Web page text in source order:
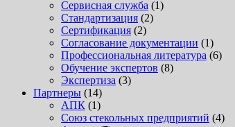
Сервисная служба (1)
Стандартизация (2)
Сертификация (2)
Согласование документации (1)
Профессиональная литература (6)
Обучение экспертов (8)
Экспертиза (3)
Партнеры (14)
АПК (1)
Союз стекольных предприятий (4)